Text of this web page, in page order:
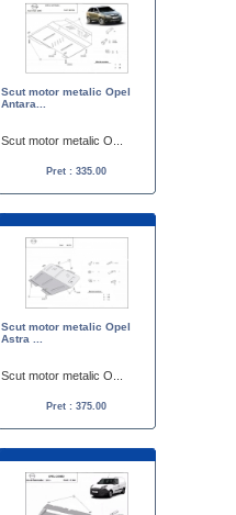
Scut motor metalic Opel
Antara...
Scut motor metalic O...
Pret : 335.00
Scut motor metalic Opel
Astra ...
Scut motor metalic O...
Pret : 375.00